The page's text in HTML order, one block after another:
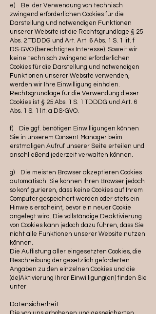
e) Bei der Verwendung von technisch
zwingend erforderlichen Cookies für die
Darstellung und notwendigen Funktionen
unserer Website ist die Rechtsgrundlage § 25
Abs. 2 TDDDG und Art. Art. 6 Abs. 1 S. 1 lit. f
DS-GVO (berechtigtes Interesse). Soweit wir
keine technisch zwingend erforderlichen
Cookies für die Darstellung und notwendigen
Funktionen unserer Website verwenden,
werden wir Ihre Einwilligung einholen.
Rechtsgrundlage für die Verwendung dieser
Cookies ist § 25 Abs. 1 S. 1 TDDDG und Art. 6
Abs. 1 S. 1 lit. a DS-GVO.
f) Die ggf. benötigen Einwilligungen können
Sie in unserem Consent Manager beim
erstmaligen Aufruf unserer Seite erteilen und
anschließend jederzeit verwalten können.
g) Die meisten Browser akzeptieren Cookies
automatisch. Sie können Ihren Browser jedoch
so konfigurieren, dass keine Cookies auf Ihrem
Computer gespeichert werden oder stets ein
Hinweis erscheint, bevor ein neuer Cookie
angelegt wird. Die vollständige Deaktivierung
von Cookies kann jedoch dazu führen, dass Sie
nicht alle Funktionen unserer Website nutzen
können.
Die Auflistung aller eingesetzten Cookies, die
Beschreibung der gesetzlich geforderten
Angaben zu den einzelnen Cookies und die
(de)Aktivierung Ihrer Einwilligung(en) finden Sie
unter
Datensicherheit